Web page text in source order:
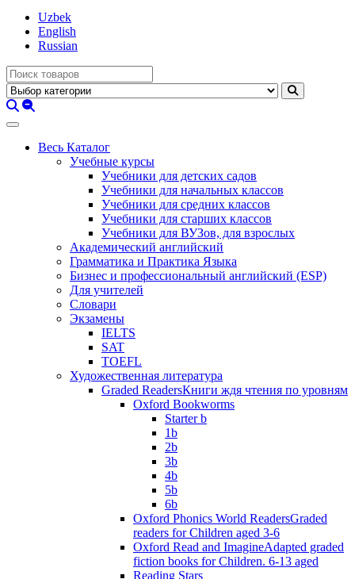
Uzbek
English
Russian
Весь Каталог
Учебные курсы
Учебники для детских садов
Учебники для начальных классов
Учебники для средних классов
Учебники для старших классов
Учебники для ВУЗов, для взрослых
Академический английский
Грамматика и Практика Языка
Бизнес и профессиональный английский (ESP)
Для учителей
Словари
Экзамены
IELTS
SAT
TOEFL
Художественная литература
Graded ReadersКниги ждя чтения по уровням
Oxford Bookworms
Starter b
1b
2b
3b
4b
5b
6b
Oxford Phonics World ReadersGraded
readers for Children aged 3-6
Oxford Read and ImagineAdapted graded
fiction books for Children. 6-13 aged
Reading Stars